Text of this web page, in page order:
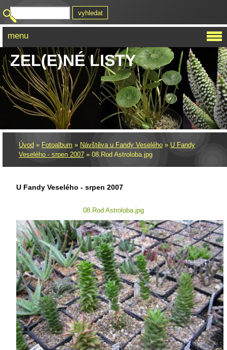
ZEL(E)NÉ LISTY
Úvod » Fotoalbum » Návštěva u Fandy Veselého » U Fandy
Veselého - srpen 2007 » 08.Rod Astroloba.jpg
U Fandy Veselého - srpen 2007
08.Rod Astroloba.jpg
menu